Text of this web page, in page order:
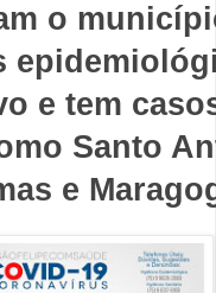
o
e tem
Santo
e